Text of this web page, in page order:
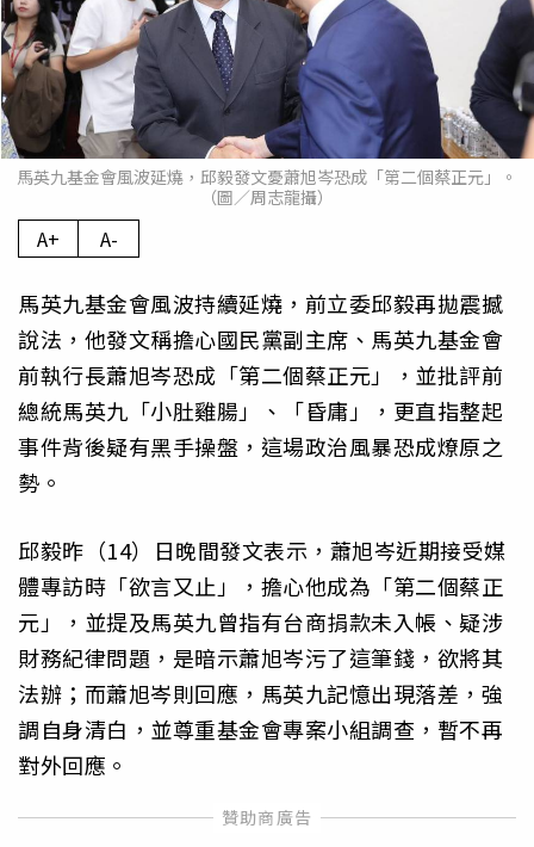
馬英九基金會風波延燒，邱毅發文憂蕭旭岑恐成「第二個蔡正元」。
（圖／周志龍攝）
A+ A-
馬英九基金會風波持續延燒，前立委邱毅再拋震撼
說法，他發文稱擔心國民黨副主席、馬英九基金會
前執行長蕭旭岑恐成「第二個蔡正元」，並批評前
總統馬英九「小肚雞腸」、「昏庸」，更直指整起
事件背後疑有黑手操盤，這場政治風暴恐成燎原之
勢。
邱毅昨（14）日晚間發文表示，蕭旭岑近期接受媒
體專訪時「欲言又止」，擔心他成為「第二個蔡正
元」，並提及馬英九曾指有台商捐款未入帳、疑涉
財務紀律問題，是暗示蕭旭岑污了這筆錢，欲將其
法辦；而蕭旭岑則回應，馬英九記憶出現落差，強
調自身清白，並尊重基金會專案小組調查，暫不再
對外回應。